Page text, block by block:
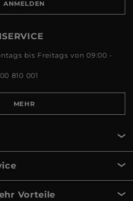
ANMELDEN
bis Freitags von 09:00 -
810 001
MEHR
Vorteile